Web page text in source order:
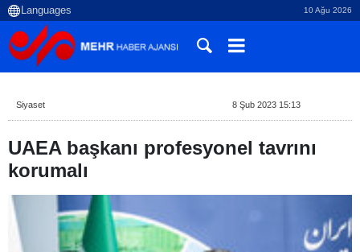
10 Ağu 2026
Siyaset 8 Şub 2023 15:13
UAEA başkanı profesyonel tavrını
korumalı